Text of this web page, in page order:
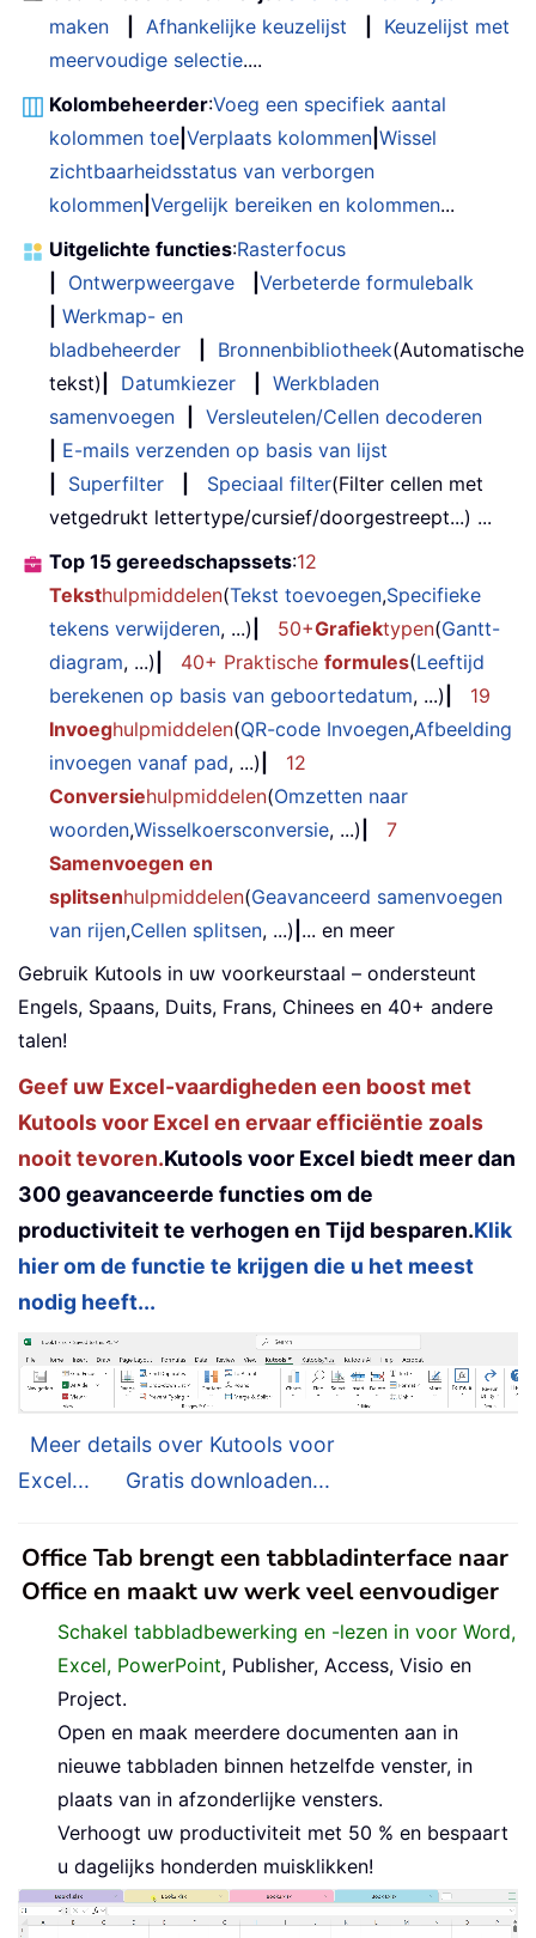
maken
Afhankelijke keuzelijst
Keuzelijst met
meervoudige selectie....
Kolombeheerder:Voeg een specifiek aantal
kolommen toe Verplaats kolommen Wissel
zichtbaarheidsstatus van verborgen
kolommen Vergelijk bereiken en kolommen...
Uitgelichte functies:Rasterfocus
Ontwerpweergave
Verbeterde formulebalk
Werkmap- en
bladbeheerder
Bronnenbibliotheek(Automatische
tekst)
Datumkiezer
Werkbladen
samenvoegen
Versleutelen/Cellen decoderen
E-mails verzenden op basis van lijst
Superfilter Speciaal filter(Filter cellen met
vetgedrukt lettertype/cursief/doorgestreept...) ...
Top 15 gereedschapssets:12
Teksthulpmiddelen(Tekst toevoegen,Specifieke
tekens verwijderen, ...) 50+Grafiektypen(Gantt-
diagram, ...) 40+ Praktische formules(Leeftijd
berekenen op basis van geboortedatum, ...)
19
Invoeghulpmiddelen(QR-code Invoegen,Afbeelding
invoegen vanaf pad, ...)
12
Conversiehulpmiddelen(Omzetten naar
woorden,Wisselkoersconversie, ...)
7
Samenvoegen en
splitsenhulpmiddelen(Geavanceerd samenvoegen
van rijen,Cellen splitsen, ...) ... en meer
Gebruik Kutools in uw voorkeurstaal – ondersteunt
Engels, Spaans, Duits, Frans, Chinees en 40+ andere
talen!
Geef uw Excel-vaardigheden een boost met
Kutools voor Excel en ervaar efficiëntie zoals
nooit tevoren.Kutools voor Excel biedt meer dan
300 geavanceerde functies om de
productiviteit te verhogen en Tijd besparen.Klik
hier om de functie te krijgen die u het meest
nodig heeft...
Meer details over Kutools voor
Excel...
Gratis downloaden...
Office Tab brengt een tabbladinterface naar
Office en maakt uw werk veel eenvoudiger
Schakel tabbladbewerking en -lezen in voor Word,
Excel, PowerPoint, Publisher, Access, Visio en
Project.
Open en maak meerdere documenten aan in
nieuwe tabbladen binnen hetzelfde venster, in
plaats van in afzonderlijke vensters.
Verhoogt uw productiviteit met 50 % en bespaart
u dagelijks honderden muisklikken!